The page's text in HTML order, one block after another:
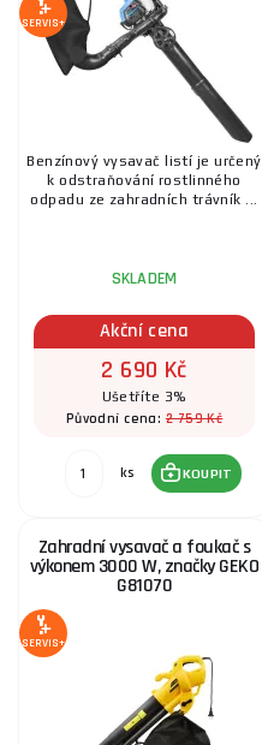
SERVIS+
Benzínový vysavač listí je určený
k odstraňování rostlinného
odpadu ze zahradních trávník ...
SKLADEM
Akční cena
2 690 Kč
Ušetříte 3%
Původní cena:2 759 Kč
ks KOUPIT
Zahradní vysavač a foukač s
výkonem 3000 W, značky GEKO
G81070
SERVIS+